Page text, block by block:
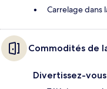
Carrelage dans
Commodités de
Divertissez-vous